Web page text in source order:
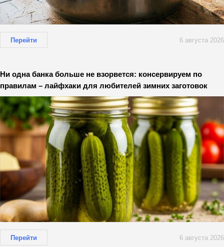
Перейти 6 августа 2026
Ни одна банка больше не взорвется: консервируем по
правилам – лайфхаки для любителей зимних заготовок
Перейти 6 августа 2026